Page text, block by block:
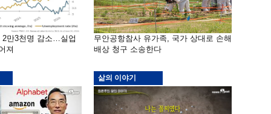
2만3천명 감소…실업
져
무안공항참사 유가족, 국가 상대로 손해
배상 청구 소송한다
삶의 이야기